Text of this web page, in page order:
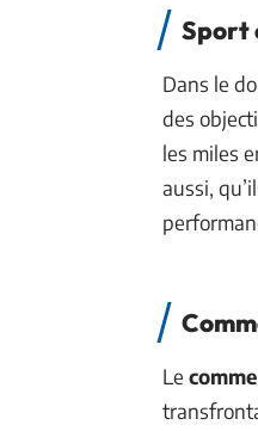
Sport
Dans le
des
les miles
aussi,
Le